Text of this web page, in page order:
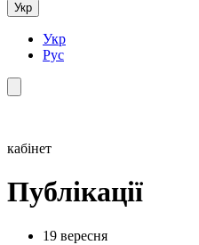
Укр
Укр
Рус
кабінет
Публікації
19 вересня